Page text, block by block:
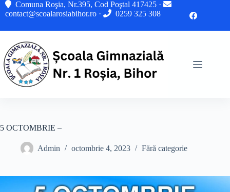
Sari Comuna Roşia, Nr.395, Cod Poştal 417425 ·
contact@scoalarosiabihor.ro · 0259 325 308
5 OCTOMBRIE –
Admin octombrie 4, 2023 Fără categorie